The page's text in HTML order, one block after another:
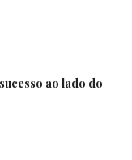
ao lado do